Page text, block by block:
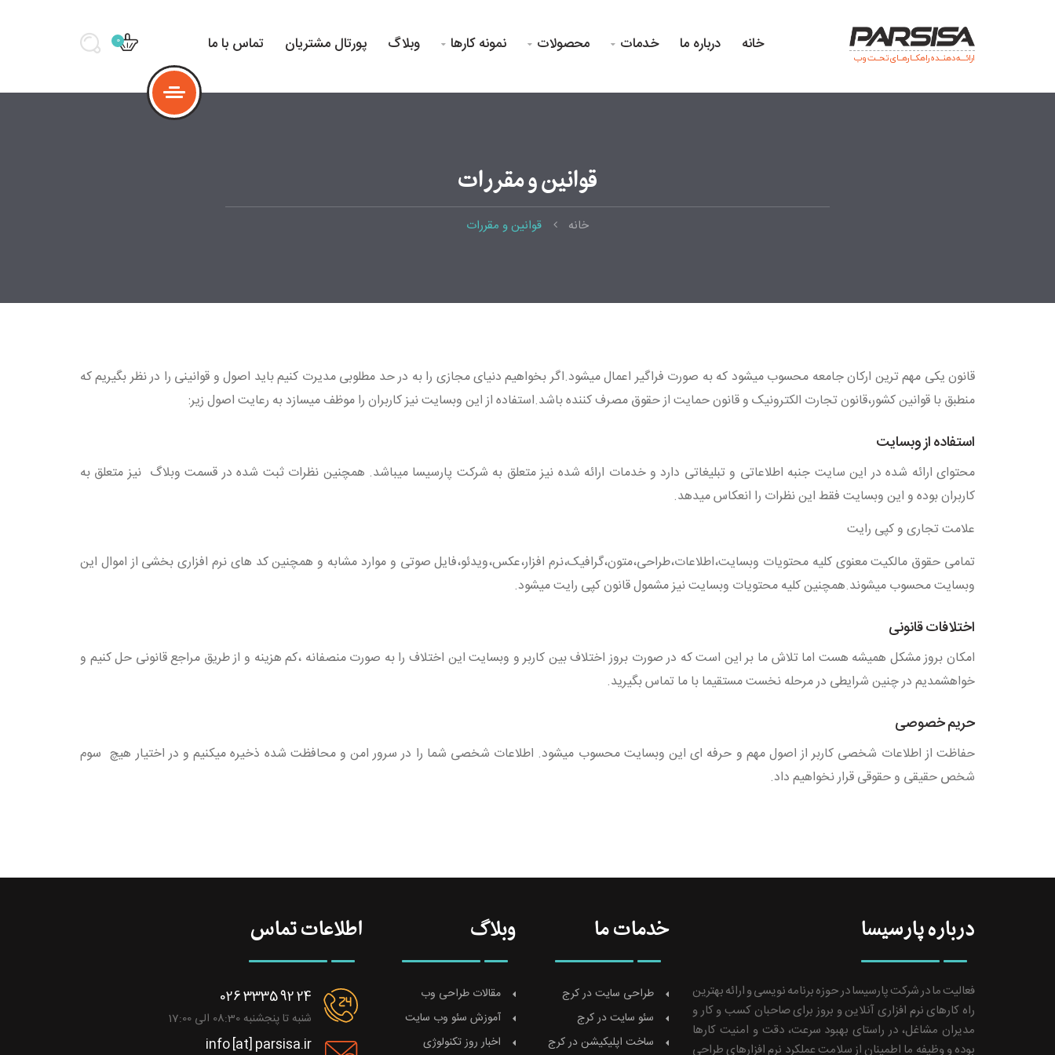
ارائـــه دهنــده راهکــارهــای تحــت وب
خانه درباره ما خدمات  محصولات  نمونه کارها  وبلاگ پورتال مشتریان تماس با ما 0
قوانین و مقررات
خانه قوانین و مقررات
قانون یکی مهم ترین ارکان جامعه محسوب میشود که به صورت فراگیر اعمال میشود.اگر بخواهیم دنیای مجازی را به در حد مطلوبی مدیرت کنیم باید اصول و قوانینی را در نظر بگیریم که
منطبق با قوانین کشور،قانون تجارت الکترونیک و قانون حمایت از حقوق مصرف کننده باشد.استفاده از این وبسایت نیز کاربران را موظف میسازد به رعایت اصول زیر:
استفاده از وبسایت
محتوای ارائه شده در این سایت جنبه اطلاعاتی و تبلیغاتی دارد و خدمات ارائه شده نیز متعلق به شرکت پارسیسا میباشد. همچنین نظرات ثبت شده در قسمت وبلاگ نیز متعلق به
کاربران بوده و این وبسایت فقط این نظرات را انعکاس میدهد.
علامت تجاری و کپی رایت
تمامی حقوق مالکیت معنوی کلیه محتویات وبسایت،اطلاعات،طراحی،متون،گرافیک،نرم افزار،عکس،ویدئو،فایل صوتی و موارد مشابه و همچنین کد های نرم افزاری بخشی از اموال این
وبسایت محسوب میشوند.همچنین کلیه محتویات وبسایت نیز مشمول قانون کپی رایت میشود.
اختلافات قانونی
امکان بروز مشکل همیشه هست اما تلاش ما بر این است که در صورت بروز اختلاف بین کاربر و وبسایت این اختلاف را به صورت منصفانه ،کم هزینه و از طریق مراجع قانونی حل کنیم و
خواهشمدیم در چنین شرایطی در مرحله نخست مستقیما با ما تماس بگیرید.
حریم خصوصی
حفاظت از اطلاعات شخصی کاربر از اصول مهم و حرفه ای این وبسایت محسوب میشود. اطلاعات شخصی شما را در سرور امن و محافظت شده ذخیره میکنیم و در اختیار هیچ سوم
شخص حقیقی و حقوقی قرار نخواهیم داد.
درباره پارسیسا
فعالیت ما در شرکت پارسیسا در حوزه برنامه نویسی و ارائه بهترین
راه کارهای نرم افزاری آنلاین و بروز برای صاحبان کسب و کار و
مدیران مشاغل، در راستای بهبود سرعت، دقت و امنیت کارها
بوده و وظیفه ما اطمینان از سلامت عملکرد نرم افزارهای طراحی
خدمات ما
طراحی سایت در کرج
سئو سایت در کرج
ساخت اپلیکیشن در کرج
وبلاگ
مقالات طراحی وب
آموزش سئو وب سایت
اخبار روز تکنولوژی
اطلاعات تماس
026 3335 92 24
شنبه تا پنجشنبه 08:30 الی 17:00
info [at] parsisa.ir